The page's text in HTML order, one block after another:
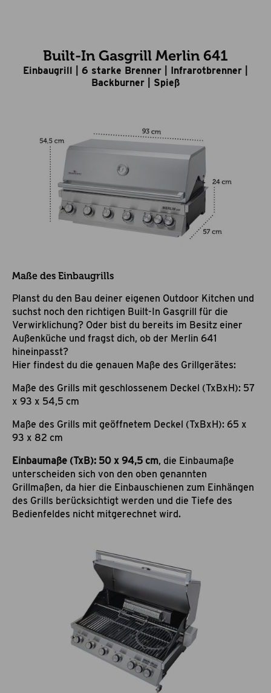
Built-In Gasgrill Merlin 641
Einbaugrill | 6 starke Brenner | Infrarotbrenner |
Backburner | Spieß
Maße des Einbaugrills
Planst du den Bau deiner eigenen Outdoor Kitchen und
suchst noch den richtigen Built-In Gasgrill für die
Verwirklichung? Oder bist du bereits im Besitz einer
Außenküche und fragst dich, ob der Merlin 641
hineinpasst?
Hier findest du die genauen Maße des Grillgerätes:
Maße des Grills mit geschlossenem Deckel (TxBxH): 57
x 93 x 54,5 cm
Maße des Grills mit geöffnetem Deckel (TxBxH): 65 x
93 x 82 cm
Einbaumaße (TxB): 50 x 94,5 cm, die Einbaumaße
unterscheiden sich von den oben genannten
Grillmaßen, da hier die Einbauschienen zum Einhängen
des Grills berücksichtigt werden und die Tiefe des
Bedienfeldes nicht mitgerechnet wird.